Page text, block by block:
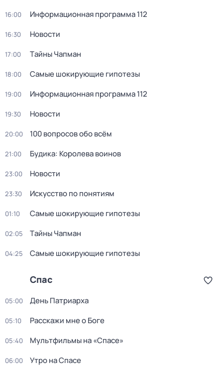
16:00 Информационная программа 112
16:30 Новости
17:00 Тaйны Чапман
18:00 Самые шoкиpующие гипотезы
19:00 Информационная программа 112
19:30 Новости
20:00 100 вопросов обо всём
21:00 Будика: Королева воинов
23:00 Новости
23:30 Искусство по понятиям
01:10 Самые шoкиpующие гипотезы
02:05 Тaйны Чапман
04:25 Самые шoкиpующие гипотезы
Спас
05:00 Дeнь Патриаpха
05:10 Расскажи мне о Боге
05:40 Мультфильмы на «Спасе»
06:00 Утро на Спасе